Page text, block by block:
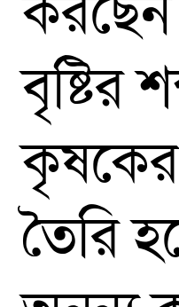
বৃষ্টির
তৈরি